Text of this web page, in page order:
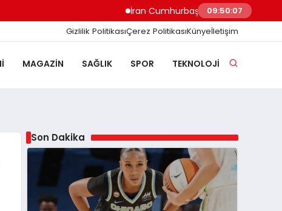
İran Cumhurbaşkanı Pezeşkiyan Ekonomik
09:50:07
Gizlilik PolitikasıÇerez PolitikasıKünyeİletişim
MAGAZIN SAĞLIK SPOR TEKNOLOJI
Son Dakika